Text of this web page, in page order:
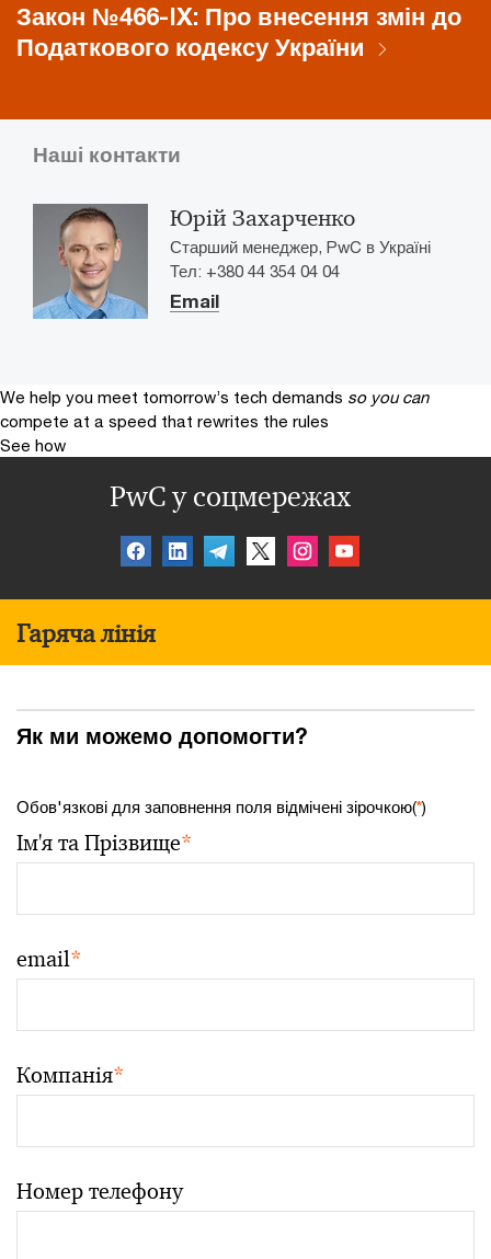
Закон №466-IX: Про внесення змін до
Податкового кодексу України
Наші контакти
Юрій Захарченко
Старший менеджер, PwC в Україні
Тел: +380 44 354 04 04
Email
We help you meet tomorrow’s tech demands so you can
compete at a speed that rewrites the rules
See how
PwC у соцмережах
Гаряча лінія
Як ми можемо допомогти?
Обов'язкові для заповнення поля відмічені зірочкою(*)
Ім'я та Прізвище*
email*
Компанія*
Номер телефону